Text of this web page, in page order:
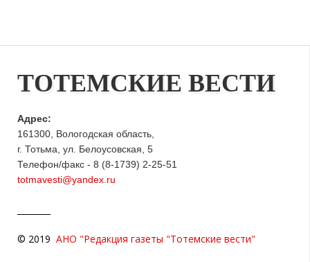
ТОТЕМСКИЕ ВЕСТИ
Адрес:
161300, Вологодская область,
г. Тотьма, ул. Белоусовская, 5
Телефон/факс - 8 (8-1739) 2-25-51
totmavesti@yandex.ru
© 2019 АНО "Редакция газеты "Тотемские вести"